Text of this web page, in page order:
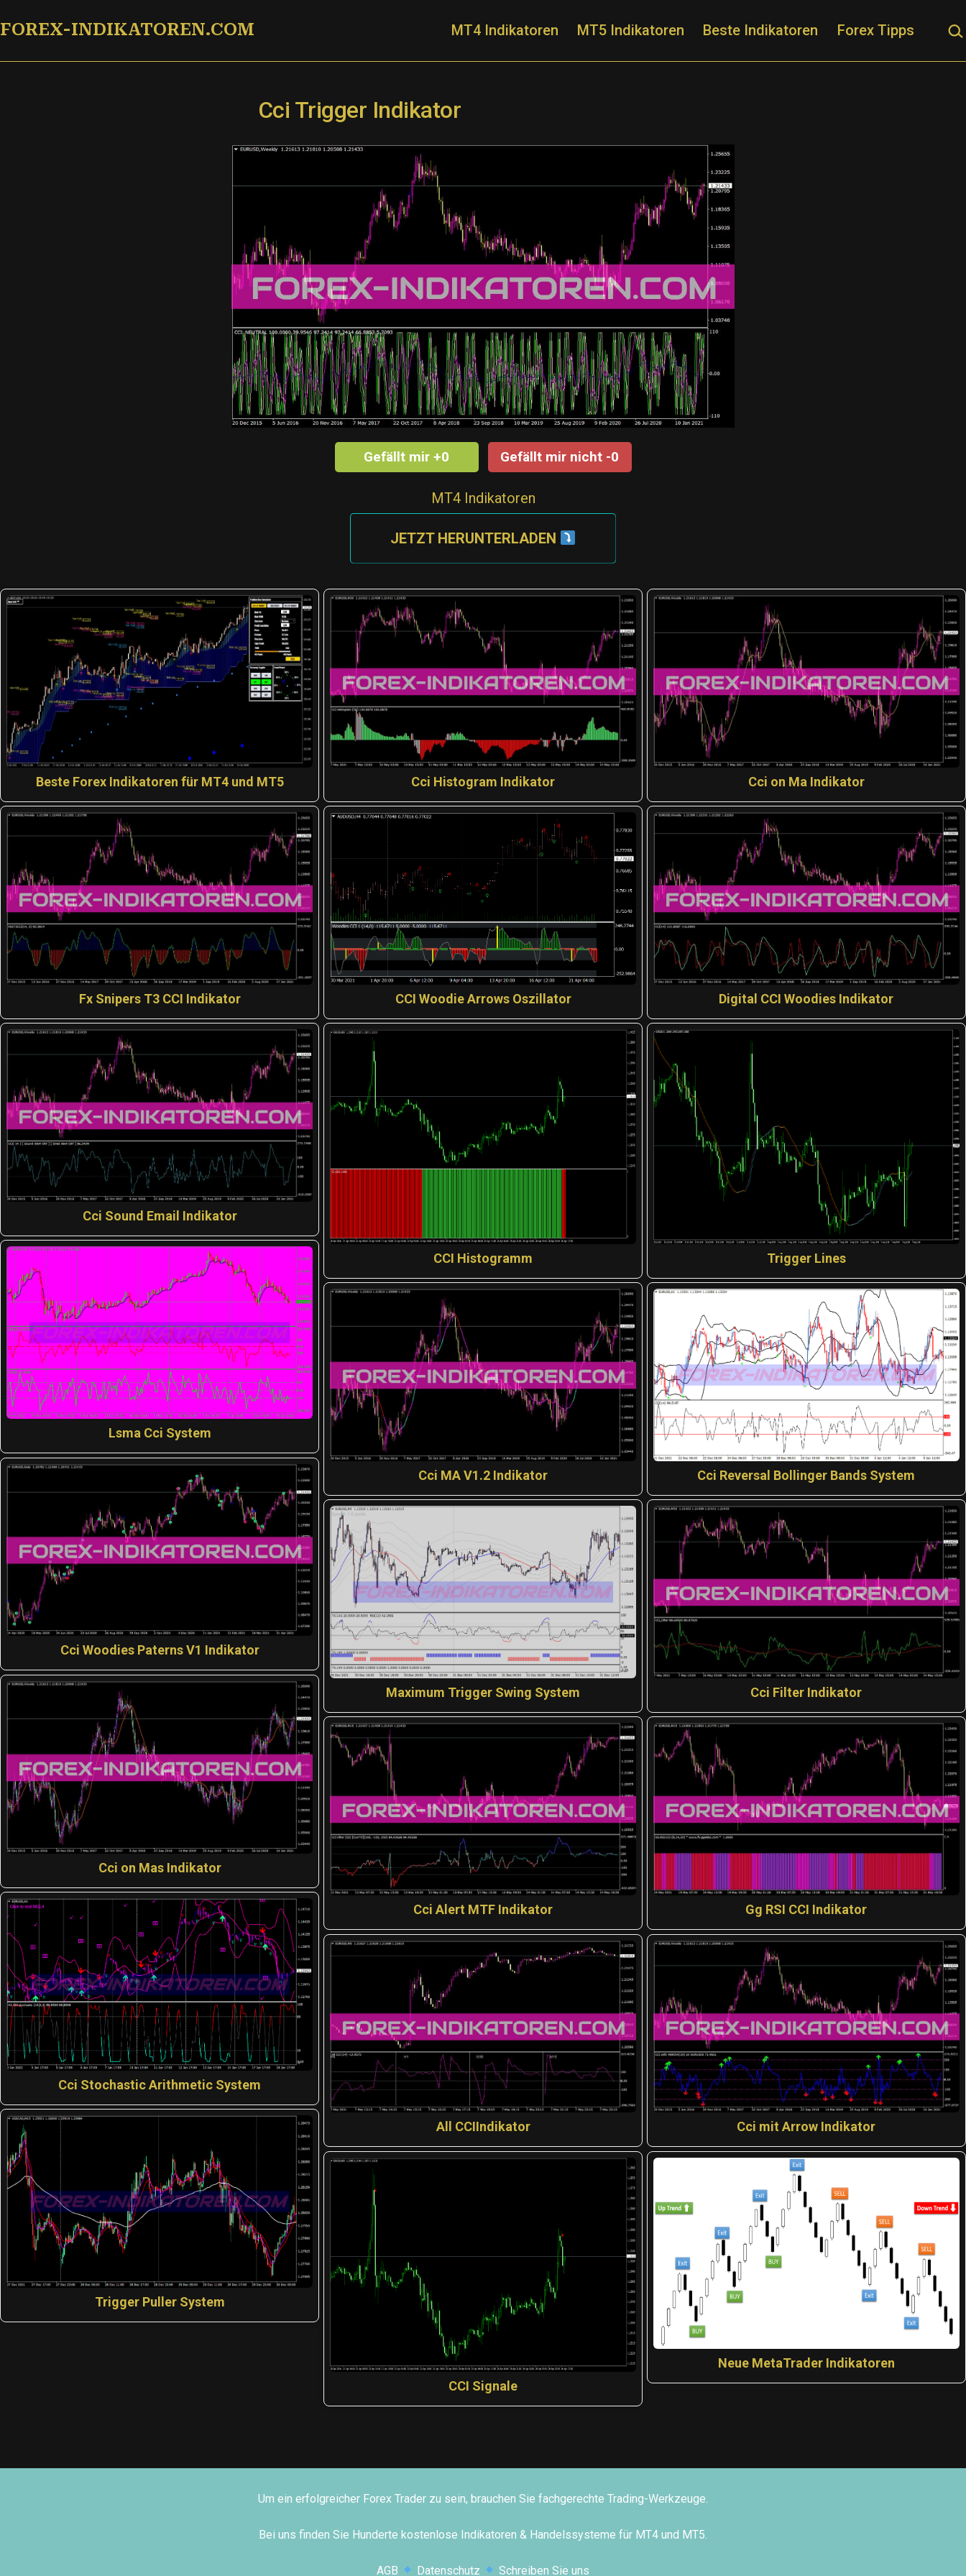
Inhalt
springen
FOREX-INDIKATOREN.COM MT4 Indikatoren MT5 Indikatoren Beste Indikatoren Forex Tipps
Cci Trigger Indikator
Gefällt mir +0 Gefällt mir nicht -0
MT4 Indikatoren
JETZT HERUNTERLADEN
Beste Forex Indikatoren für MT4 und MT5
Fx Snipers T3 CCI Indikator
Cci Sound Email Indikator
Lsma Cci System
Cci Woodies Paterns V1 Indikator
Cci on Mas Indikator
Cci Stochastic Arithmetic System
Trigger Puller System
Cci Histogram Indikator
CCI Woodie Arrows Oszillator
CCI Histogramm
Cci MA V1.2 Indikator
Maximum Trigger Swing System
Cci Alert MTF Indikator
All CCIIndikator
CCI Signale
Cci on Ma Indikator
Digital CCI Woodies Indikator
Trigger Lines
Cci Reversal Bollinger Bands System
Cci Filter Indikator
Gg RSI CCI Indikator
Cci mit Arrow Indikator
Neue MetaTrader Indikatoren
Um ein erfolgreicher Forex Trader zu sein, brauchen Sie fachgerechte Trading-Werkzeuge.
Bei uns finden Sie Hunderte kostenlose Indikatoren & Handelssysteme für MT4 und MT5.
AGB Datenschutz Schreiben Sie uns